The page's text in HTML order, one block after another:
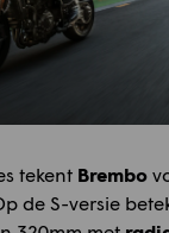
tekent Brembo
de S-versie